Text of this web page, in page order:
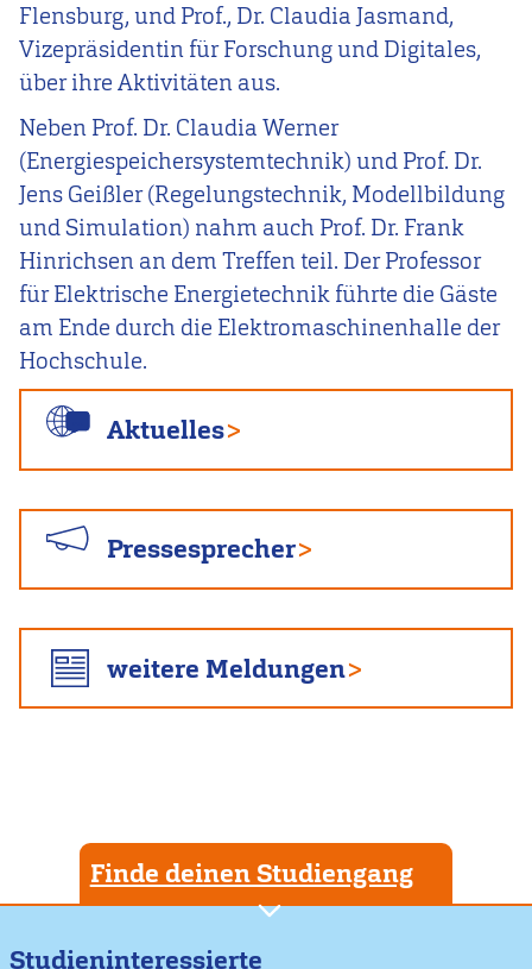
Flensburg, und Prof., Dr. Claudia Jasmand,
Vizepräsidentin für Forschung und Digitales,
über ihre Aktivitäten aus.
Neben Prof. Dr. Claudia Werner
(Energiespeichersystemtechnik) und Prof. Dr.
Jens Geißler (Regelungstechnik, Modellbildung
und Simulation) nahm auch Prof. Dr. Frank
Hinrichsen an dem Treffen teil. Der Professor
für Elektrische Energietechnik führte die Gäste
am Ende durch die Elektromaschinenhalle der
Hochschule.
Aktuelles
Pressesprecher
weitere Meldungen
Finde deinen Studiengang
Studieninteressierte